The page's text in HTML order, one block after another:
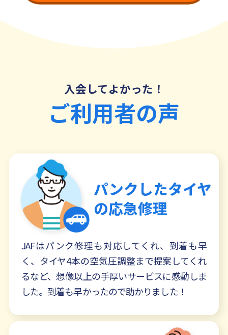
入会してよかった！
ご利用者の声
パンクしたタイヤ
の応急修理
JAFはパンク修理も対応してくれ、到着も早
く、タイヤ4本の空気圧調整まで提案してくれ
るなど、想像以上の手厚いサービスに感動しま
した。到着も早かったので助かりました！